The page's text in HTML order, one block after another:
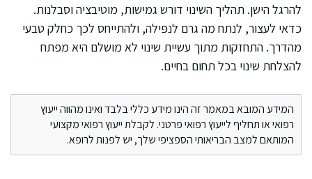
להרגל הישן. תהליך השינוי דורש גמישות, מוטיבציה וסבלנות.
כדאי לעצור, לנתח מה גרם לנפילה, ולהתייחס לכך כחלק טבעי
מהדרך. התחזקות מתוך עשיית שינוי לא מושלם היא מפתח
להצלחת שינוי בכל תחום בחיים.
המידע המובא במאמר זה הינו מידע כללי בלבד ואינו מהווה ייעוץ
רפואי או תחליף לייעוץ רפואי פרטני. לקבלת ייעוץ רפואי מקצועי
המותאם למצב הבריאותי הספציפי שלך, יש לפנות לרופא.